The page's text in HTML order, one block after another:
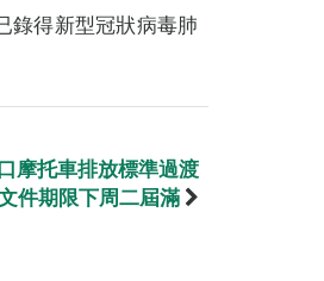
錄得新型冠狀病毒肺
摩托車排放標準過渡
件期限下周二屆滿